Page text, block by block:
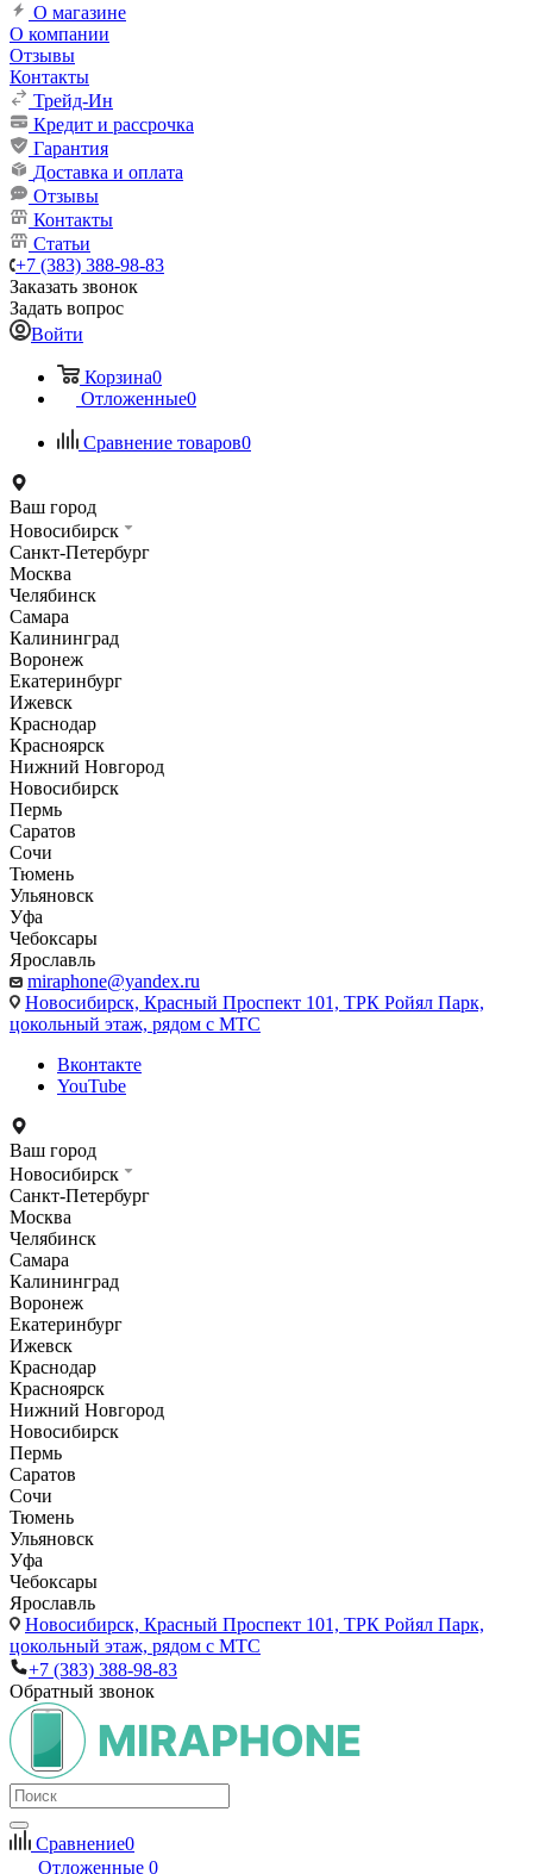
О магазине
О компании
Отзывы
Контакты
Трейд-Ин
Кредит и рассрочка
Гарантия
Доставка и оплата
Отзывы
Контакты
Статьи
+7 (383) 388-98-83
Заказать звонок
Задать вопрос
Войти
Корзина0
Отложенные0
Сравнение товаров0
Ваш город
Новосибирск
Санкт-Петербург
Москва
Челябинск
Самара
Калининград
Воронеж
Екатеринбург
Ижевск
Краснодар
Красноярск
Нижний Новгород
Новосибирск
Пермь
Саратов
Сочи
Тюмень
Ульяновск
Уфа
Чебоксары
Ярославль
miraphone@yandex.ru
Новосибирск, Красный Проспект 101, ТРК Ройял Парк,
цокольный этаж, рядом с МТС
Вконтакте
YouTube
Ваш город
Новосибирск
Санкт-Петербург
Москва
Челябинск
Самара
Калининград
Воронеж
Екатеринбург
Ижевск
Краснодар
Красноярск
Нижний Новгород
Новосибирск
Пермь
Саратов
Сочи
Тюмень
Ульяновск
Уфа
Чебоксары
Ярославль
Новосибирск, Красный Проспект 101, ТРК Ройял Парк,
цокольный этаж, рядом с МТС
+7 (383) 388-98-83
Обратный звонок
Сравнение0
Отложенные 0